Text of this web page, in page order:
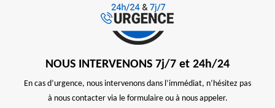
NOUS INTERVENONS 7j/7 et 24h/24
En cas d’urgence, nous intervenons dans l’immédiat, n’hésitez pas
à nous contacter via le formulaire ou à nous appeler.